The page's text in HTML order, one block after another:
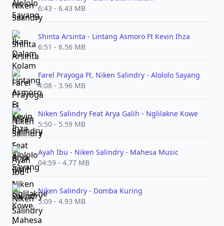
6:43 - 6.43 MB
Shinta Arsinta - Lintang Asmoro Ft Kevin Ihza
6:51 - 6.56 MB
Farel Prayoga Ft. Niken Salindry - Alololo Sayang
4:08 - 3.96 MB
Niken Salindry Feat Arya Galih - Nglilakne Kowe
5:50 - 5.59 MB
Ayah Ibu - Niken Salindry - Mahesa Music
04:59 - 4.77 MB
Niken Salindry - Domba Kuring
5:09 - 4.93 MB